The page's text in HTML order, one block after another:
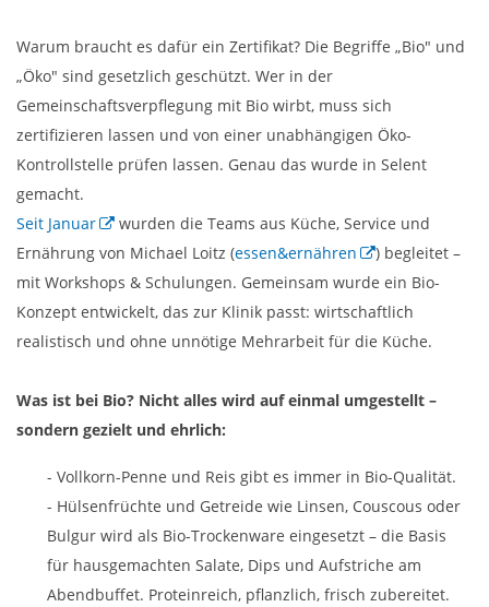
Warum braucht es dafür ein Zertifikat? Die Begriffe „Bio" und
„Öko" sind gesetzlich geschützt. Wer in der
Gemeinschaftsverpflegung mit Bio wirbt, muss sich
zertifizieren lassen und von einer unabhängigen Öko-
Kontrollstelle prüfen lassen. Genau das wurde in Selent
gemacht.
Seit Januar
wurden die Teams aus Küche, Service und
Ernährung von Michael Loitz (essen&ernähren
) begleitet –
mit Workshops & Schulungen. Gemeinsam wurde ein Bio-
Konzept entwickelt, das zur Klinik passt: wirtschaftlich
realistisch und ohne unnötige Mehrarbeit für die Küche.
Was ist bei Bio? Nicht alles wird auf einmal umgestellt –
sondern gezielt und ehrlich:
- Vollkorn-Penne und Reis gibt es immer in Bio-Qualität.
- Hülsenfrüchte und Getreide wie Linsen, Couscous oder
Bulgur wird als Bio-Trockenware eingesetzt – die Basis
für hausgemachten Salate, Dips und Aufstriche am
Abendbuffet. Proteinreich, pflanzlich, frisch zubereitet.